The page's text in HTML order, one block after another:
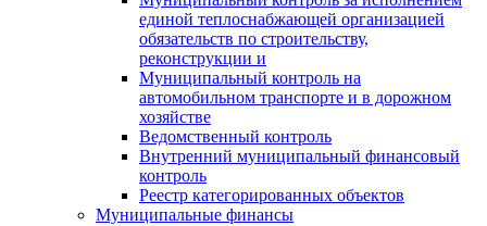
единой теплоснабжающей организацией
обязательств по строительству,
реконструкции и
Муниципальный контроль на
автомобильном транспорте и в дорожном
хозяйстве
Ведомственный контроль
Внутренний муниципальный финансовый
контроль
Реестр категорированных объектов
Муниципальные финансы